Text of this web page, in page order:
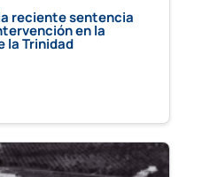
reciente sentencia
en la
la Trinidad